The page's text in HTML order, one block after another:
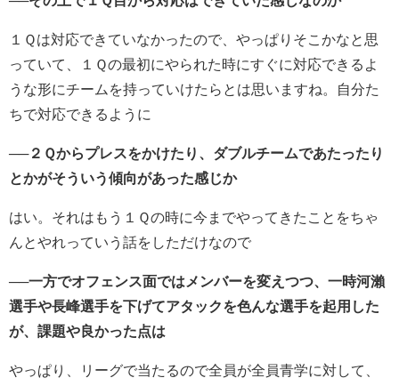
１Ｑは対応できていなかったので、やっぱりそこかなと思
っていて、１Ｑの最初にやられた時にすぐに対応できるよ
うな形にチームを持っていけたらとは思いますね。自分た
ちで対応できるように
──２Ｑからプレスをかけたり、ダブルチームであたったり
とかがそういう傾向があった感じか
はい。それはもう１Ｑの時に今までやってきたことをちゃ
んとやれっていう話をしただけなので
──一方でオフェンス面ではメンバーを変えつつ、一時河瀨
選手や長峰選手を下げてアタックを色んな選手を起用した
が、課題や良かった点は
やっぱり、リーグで当たるので全員が全員青学に対して、